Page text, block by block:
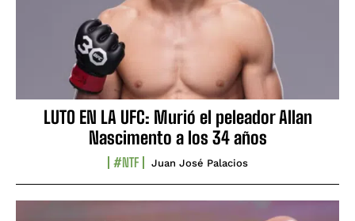
LUTO EN LA UFC: Murió el peleador Allan
Nascimento a los 34 años
#NTF Juan José Palacios